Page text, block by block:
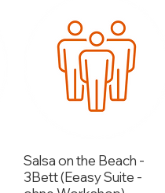
Salsa on the Beach -
3Bett (Eeasy Suite -